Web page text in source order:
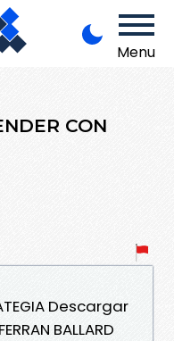
Menu
CON
Descargar
BALLARD